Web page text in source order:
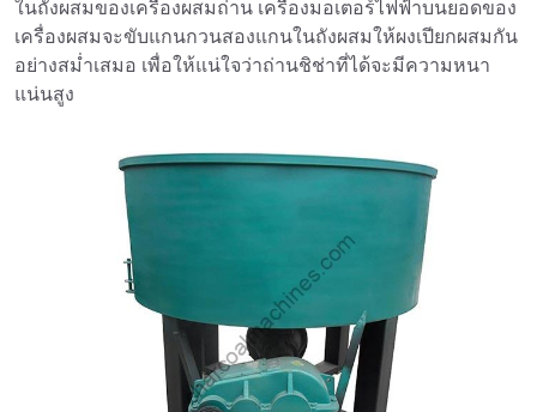
ในถังผสมของเครื่องผสมถ่าน เครื่องมอเตอร์ไฟฟ้าบนยอดของ
เครื่องผสมจะขับแกนกวนสองแกนในถังผสมให้ผงเปียกผสมกัน
อย่างสม่ำเสมอ เพื่อให้แน่ใจว่าถ่านชิช่าที่ได้จะมีความหนา
แน่นสูง